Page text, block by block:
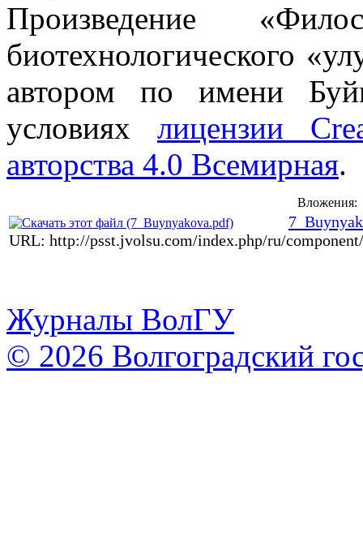
Произведение
биотехнологического
автором по имени
условиях лицензии
авторства 4.0 Всемирная.
Вложения:
URL: http://psst.jvolsu.com/index.php/ru/
Журналы ВолГУ
© 2026 Волгоградский